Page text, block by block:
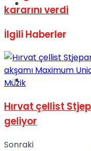
Spor
Podcast
kararını verdi
İlgili Haberler
Müzik
Hırvat çellist
geliyor
Sonraki